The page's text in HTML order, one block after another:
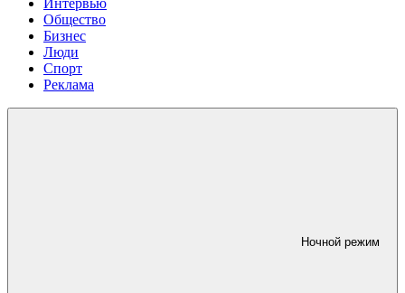
Интервью
Общество
Бизнес
Люди
Спорт
Реклама
Ночной режим